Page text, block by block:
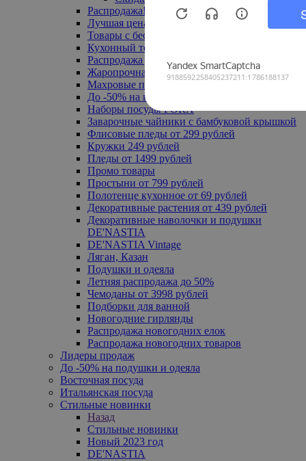
Распродажа! Ульяновск до -70%
Лучшая цена
Товары с бесплатной доставкой
Кухонный текстиль
Распродажа до -50%
Жаропрочная посуда
Махровые полотенца
До -50% на ковры
Наборы посуды FORA
Заварочные чайники с бамбуковой крышкой
Флисовые пледы от 299 рублей
Кружки 249 рублей
Пледы от 1499 рублей
Промо товары
Простыни от 799 рублей
Полотенце кухонное от 69 рублей
Декоративные растения от 439 рублей
Декоративные наволочки и подушки
DE'NASTIA
DE'NASTIA Vintage
Ляган, Казан
Подушки и одеяла
Летняя распродажа до 50%
Чемоданы от 3998 рублей
Подборки для ванной
Новогодние гирлянды
Распродажа новогодних елок
Распродажа новогодних товаров
Лидеры продаж
До -50% на подушки и одеяла
Восточная посуда
Итальянская посуда
Стильные новинки
Назад
Стильные новинки
Новый 2023 год
DE'NASTIA